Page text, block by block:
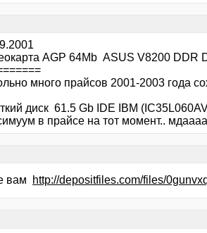
AGP 64Mb ASUS V8200 DDR
много прайсов 2001-2003 года
диск 61.5 Gb IDE IBM
в прайсе на тот момент..
вам http://depositfiles.com/files/